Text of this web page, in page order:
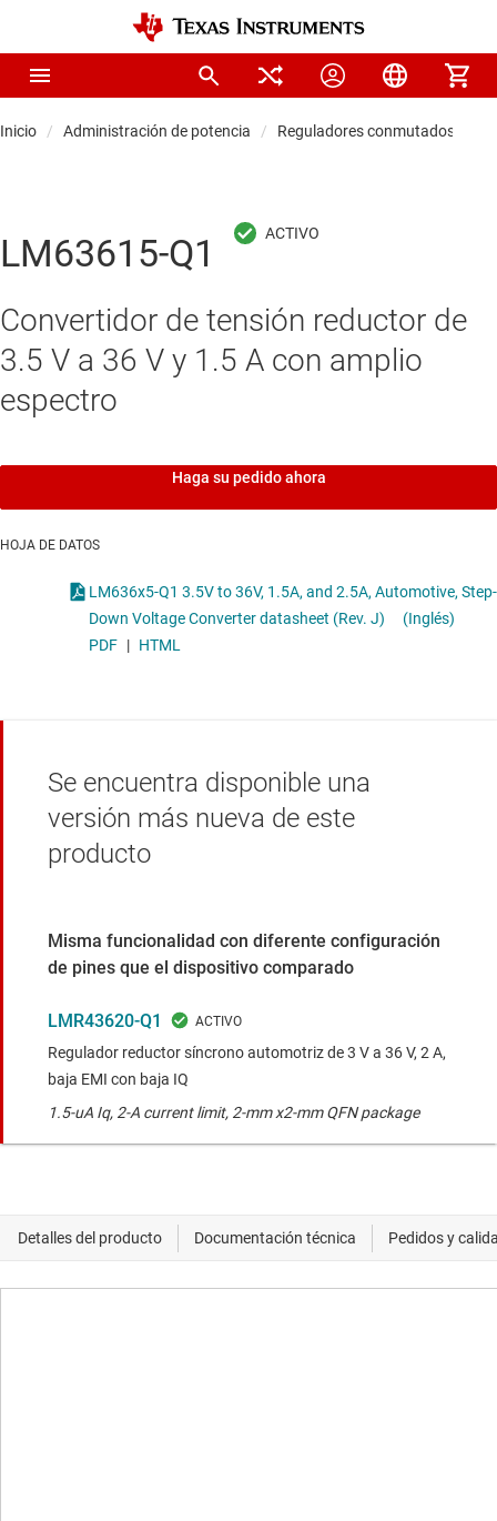
Inicio Administración de potencia Reguladores conmutados CC/
LM63615-Q1
Convertidor de tensión reductor de
3.5 V a 36 V y 1.5 A con amplio
espectro
Haga su pedido ahora
HOJA DE DATOS
LM636x5-Q1 3.5V to 36V, 1.5A, and 2.5A, Automotive, Step-
Down Voltage Converter datasheet (Rev. J)
(Inglés)
PDF | HTML
Se encuentra disponible una
versión más nueva de este
producto
Misma funcionalidad con diferente configuración
de pines que el dispositivo comparado
LMR43620-Q1
Regulador reductor síncrono automotriz de 3 V a 36 V, 2 A,
baja EMI con baja IQ
1.5-uA Iq, 2-A current limit, 2-mm x2-mm QFN package